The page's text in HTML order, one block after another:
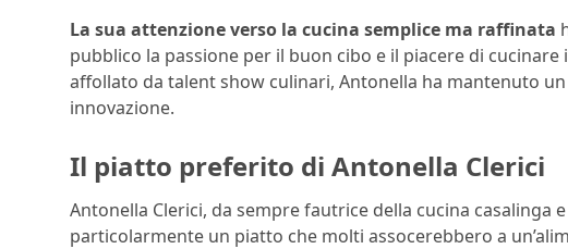
La sua attenzione verso la cucina semplice ma raffinata
pubblico la passione per il buon cibo e il piacere di
affollato da talent show culinari, Antonella ha mantenuto
innovazione.
Il piatto preferito di Antonella Clerici
Antonella Clerici, da sempre fautrice della cucina casalinga
particolarmente un piatto che molti assocerebbero a